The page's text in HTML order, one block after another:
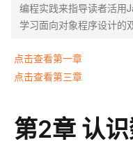
编程实践来指导读者活用
学习面向对象程序设计的
点击查看第一章
点击查看第三章
第2章 认